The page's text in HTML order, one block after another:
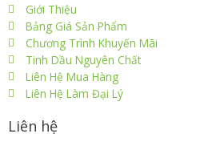
Giới Thiệu
Bảng Giá Sản Phẩm
Chương Trình Khuyến Mãi
Tinh Dầu Nguyên Chất
Liên Hệ Mua Hàng
Liên Hệ Làm Đại Lý
Liên hệ